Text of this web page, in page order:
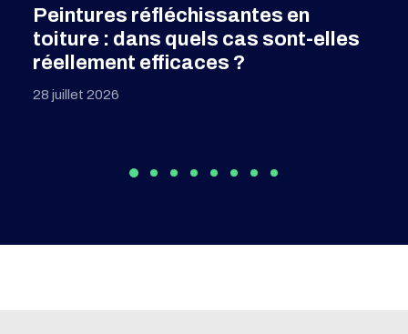
SFDR 2.0 : Comprendre les
évolutions de la réglementation sur
la finance durable
28 juillet 2026